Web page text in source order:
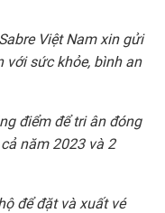
Việt Nam xin gửi
với sức khỏe, bình an
điểm để tri ân đóng
năm 2023 và 2
để đặt và xuất vé